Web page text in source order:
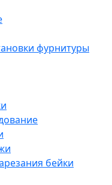
фурнитуры
бейки